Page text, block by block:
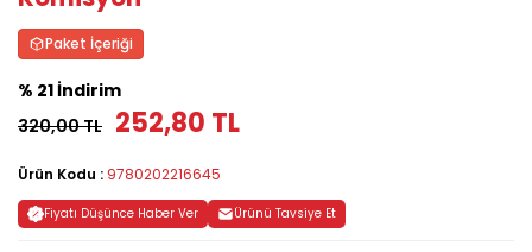
Paket İçeriği
% 21 İndirim
320,00 TL 252,80 TL
Ürün Kodu : 9780202216645
Fiyatı Düşünce Haber Ver Ürünü Tavsiye Et